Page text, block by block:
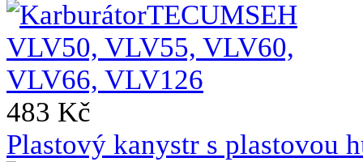
483 Kč
Plastový kanystr s plastovou